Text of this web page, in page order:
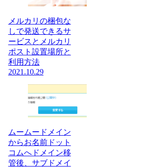
メルカリの梱包な
しで発送できるサ
ービスとメルカリ
ポスト設置場所と
利用方法
2021.10.29
ムームードメイン
からお名前ドット
コムへドメイン移
管後、サブドメイ